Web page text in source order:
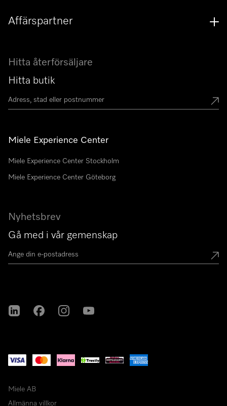
Hitta återförsäljare
Hitta butik
Miele Experience Center
Miele Experience Center Stockholm
Miele Experience Center Göteborg
Nyhetsbrev
Gå med i vår gemenskap
Affärspartner
Miele AB
Allmänna villkor
Miele on LinkedInMiele on FacebookMiele on Instagram